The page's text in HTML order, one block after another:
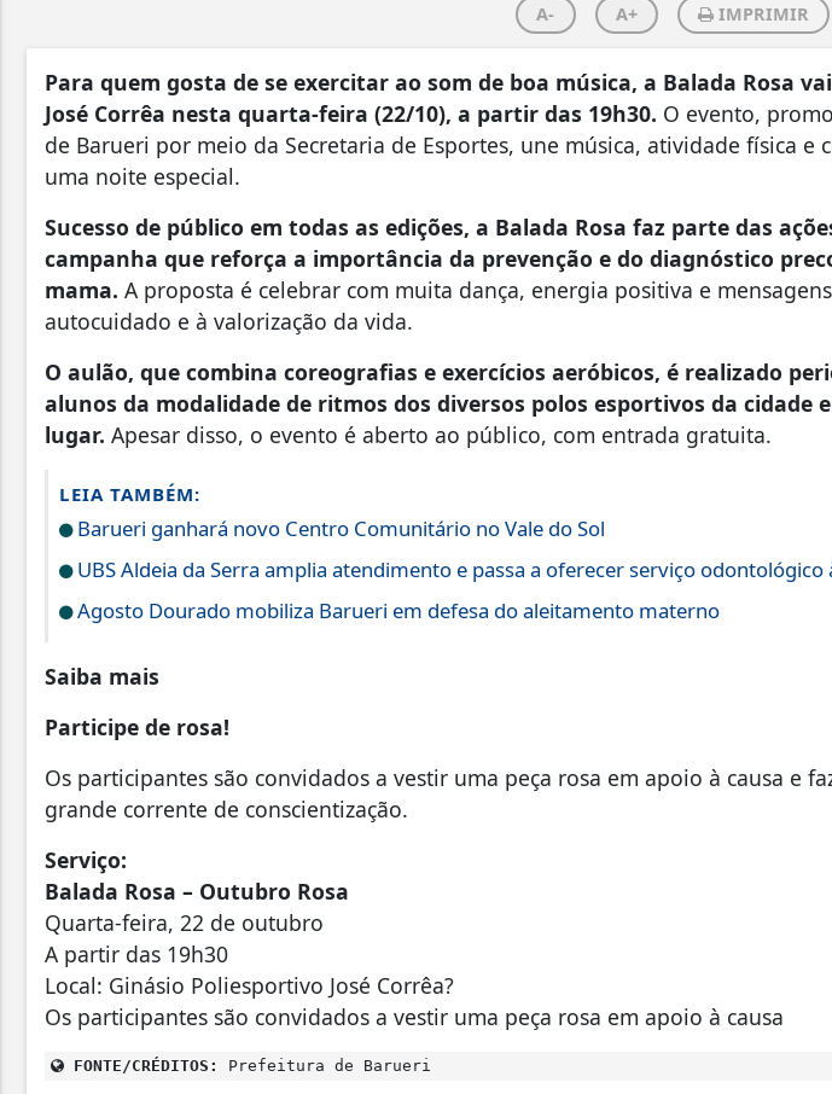
A- A+ IMPRIMIR
Para quem gosta de se exercitar ao som de boa música, a Balada Rosa
José Corrêa nesta quarta-feira (22/10), a partir das 19h30. O evento,
de Barueri por meio da Secretaria de Esportes, une música, atividade física e
uma noite especial.
Sucesso de público em todas as edições, a Balada Rosa faz parte das
campanha que reforça a importância da prevenção e do diagnóstico
mama. A proposta é celebrar com muita dança, energia positiva e
autocuidado e à valorização da vida.
O aulão, que combina coreografias e exercícios aeróbicos, é realizado
alunos da modalidade de ritmos dos diversos polos esportivos da cidade
lugar. Apesar disso, o evento é aberto ao público, com entrada gratuita.
LEIA TAMBÉM:
Barueri ganhará novo Centro Comunitário no Vale do Sol
UBS Aldeia da Serra amplia atendimento e passa a oferecer serviço odontológico
Agosto Dourado mobiliza Barueri em defesa do aleitamento materno
Saiba mais
Participe de rosa!
Os participantes são convidados a vestir uma peça rosa em apoio à causa e
grande corrente de conscientização.
Serviço:
Balada Rosa – Outubro Rosa
Quarta-feira, 22 de outubro
A partir das 19h30
Local: Ginásio Poliesportivo José Corrêa?
Os participantes são convidados a vestir uma peça rosa em apoio à causa
FONTE/CRÉDITOS: Prefeitura de Barueri